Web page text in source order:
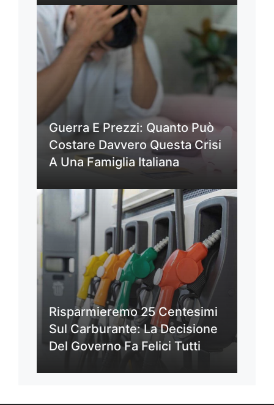
Guerra E Prezzi: Quanto Può
Costare Davvero Questa Crisi
A Una Famiglia Italiana
Risparmieremo 25 Centesimi
Sul Carburante: La Decisione
Del Governo Fa Felici Tutti